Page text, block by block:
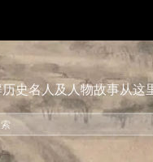
历史名人及人物故事从这